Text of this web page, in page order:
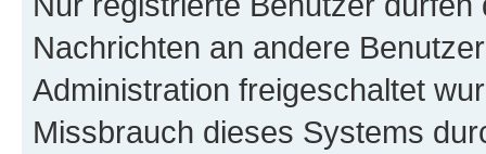
Nachrichten an andere
Administration freigeschaltet
Missbrauch dieses Systems